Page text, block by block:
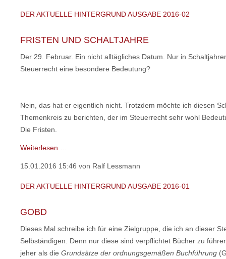
Ausgabe
03
DER AKTUELLE HINTERGRUND AUSGABE 2016-02
FRISTEN UND SCHALTJAHRE
Der 29. Februar. Ein nicht alltägliches Datum. Nur in
Steuerrecht eine besondere Bedeutung?
Nein, das hat er eigentlich nicht. Trotzdem möchte ich diesen
Themenkreis zu berichten, der im Steuerrecht sehr wohl
Die Fristen.
Weiterlesen …
Ausgabe
15.01.2016 15:46 von Ralf Lessmann
DER AKTUELLE HINTERGRUND AUSGABE 2016-01
GOBD
Dieses Mal schreibe ich für eine Zielgruppe, die ich an dieser
Selbständigen. Denn nur diese sind verpflichtet Bücher zu
jeher als die Grundsätze der ordnungsgemäßen Buchführung